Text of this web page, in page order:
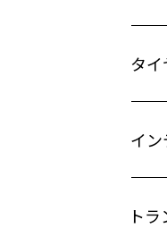
タイ
イン
トラ